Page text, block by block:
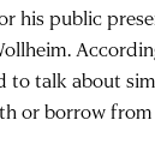
his public
.
to talk about
or borrow